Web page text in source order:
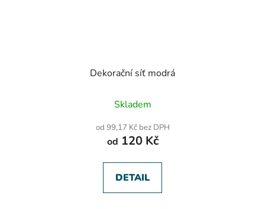
Dekorační síť modrá
hodnocení
je
5,0
5
hvězdiček.
Skladem
od 99,17 Kč bez DPH
od 120 Kč
DETAIL